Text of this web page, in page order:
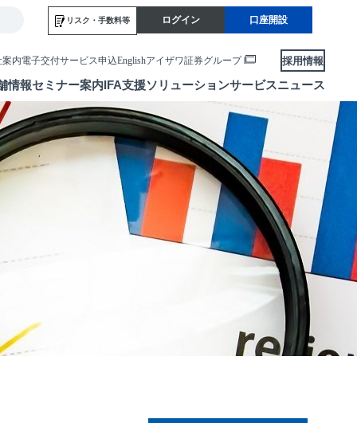
リスク・ 手数料等 ログイン 口座開設
案内電子交付サービス申込Englishアイザワ証券グループ 採用情報
各種お手続き
便利なサービス
当社サービスのご利用にあたって
情報セミナー案内IFA支援ソリューションサービスニュース